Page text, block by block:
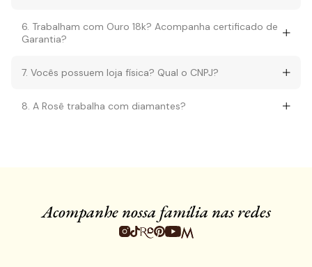
6. Trabalham com Ouro 18k? Acompanha certificado de
Garantia?
7. Vocês possuem loja física? Qual o CNPJ?
8. A Rosê trabalha com diamantes?
Acompanhe nossa família nas redes